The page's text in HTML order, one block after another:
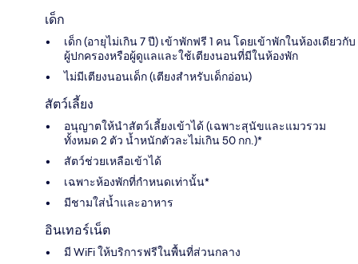
เด็ก
เด็ก (อายุไม่เกิน 7 ปี) เข้าพักฟรี 1 คน โดยเข้าพักในห้องเดียวกับ
ผู้ปกครองหรือผู้ดูแลและใช้เตียงนอนที่มีในห้องพัก
ไม่มีเตียงนอนเด็ก (เตียงสำหรับเด็กอ่อน)
สัตว์เลี้ยง
อนุญาตให้นำสัตว์เลี้ยงเข้าได้ (เฉพาะสุนัขและแมวรวม
ทั้งหมด 2 ตัว น้ำหนักตัวละไม่เกิน 50 กก.)*
สัตว์ช่วยเหลือเข้าได้
เฉพาะห้องพักที่กำหนดเท่านั้น*
มีชามใส่น้ำและอาหาร
อินเทอร์เน็ต
มี WiFi ให้บริการฟรีในพื้นที่ส่วนกลาง